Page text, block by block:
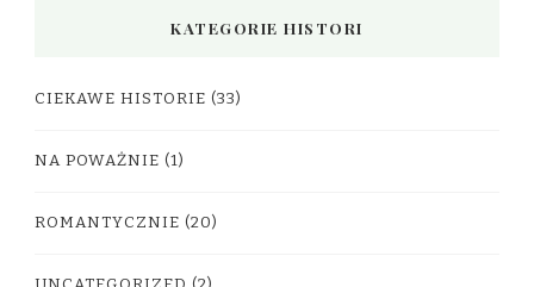
KATEGORIE HISTORI
CIEKAWE HISTORIE (33)
NA POWAŻNIE (1)
ROMANTYCZNIE (20)